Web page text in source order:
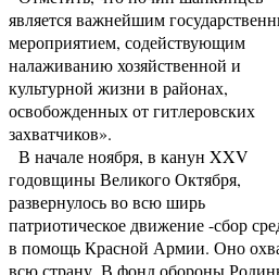
является важнейшим
мероприятием, содействующим
налаживанию хозяйственной и
культурной жизни в районах,
освобожденных от гитлеровских
захватчиков».
В начале ноября, в канун XXV
годовщины Великого Октября,
развернулось во всю ширь
патриотическое движение -сбор
в помощь Красной Армии. Оно
всю страну. В фонд обороны